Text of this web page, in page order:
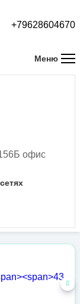
+79628604670
Меню
офис